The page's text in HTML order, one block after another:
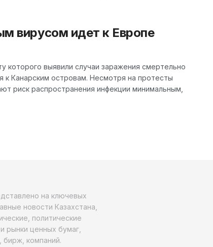
вирусом идет к Европе
которого выявили случаи заражения смертельно
к Канарским островам. Несмотря на протесты
риск распространения инфекции минимальным,
на ключевых
новости Казахстана,
политические
рынки ценных бумаг,
бирж, компаний.